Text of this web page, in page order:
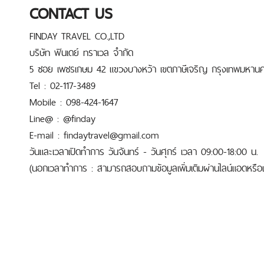
CONTACT US
FINDAY TRAVEL CO.,LTD
บริษัท ฟินเดย์ ทราเวล จำกัด
5 ซอย เพชรเกษม 42 แขวงบางหว้า เขตภาษีเจริญ กรุงเทพมหาน
Tel : 02-117-3489
Mobile : 098-424-1647
Line@ : @finday
E-mail : findaytravel@gmail.com
วันและเวลาเปิดทำการ วันจันทร์ - วันศุกร์ เวลา 09:00-18:00 น.
(นอกเวลาทำการ : สามารถสอบถามข้อมูลเพิ่มเติมผ่านไลน์แอดหรือ